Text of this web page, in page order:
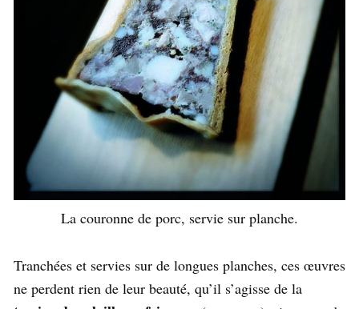
La couronne de porc, servie sur planche.
Tranchées et servies sur de longues planches, ces œuvres
ne perdent rien de leur beauté, qu’il s’agisse de la